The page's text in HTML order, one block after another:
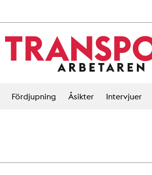
Fördjupning Åsikter Intervjuer